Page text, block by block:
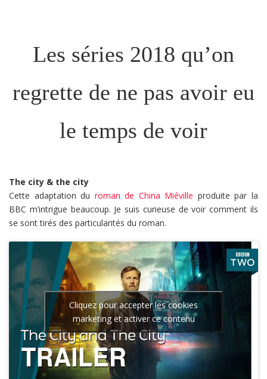
Les séries 2018 qu’on
regrette de ne pas avoir eu
le temps de voir
The city & the city
Cette adaptation du roman de China Miéville produite par la
BBC m’intrigue beaucoup. Je suis curieuse de voir comment ils
se sont tirés des particularités du roman.
Cliquez pour accepter les cookies
marketing et activer ce contenu